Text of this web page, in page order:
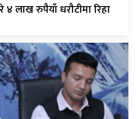
४ लाख रुपैयाँ धरौटीमा रिहा